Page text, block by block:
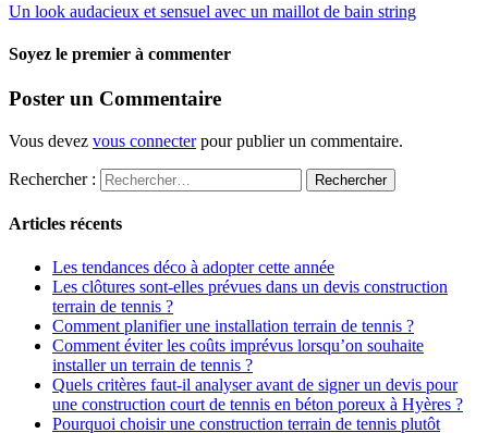
Un look audacieux et sensuel avec un maillot de bain string
Soyez le premier à commenter
Poster un Commentaire
Vous devez vous connecterpour publier un commentaire.
Rechercher :
Articles récents
Les tendances déco à adopter cette année
Les clôtures sont-elles prévues dans un devis construction
terrain de tennis ?
Comment planifier une installation terrain de tennis ?
Comment éviter les coûts imprévus lorsqu’on souhaite
installer un terrain de tennis ?
Quels critères faut-il analyser avant de signer un devis pour
une construction court de tennis en béton poreux à Hyères ?
Pourquoi choisir une construction terrain de tennis plutôt